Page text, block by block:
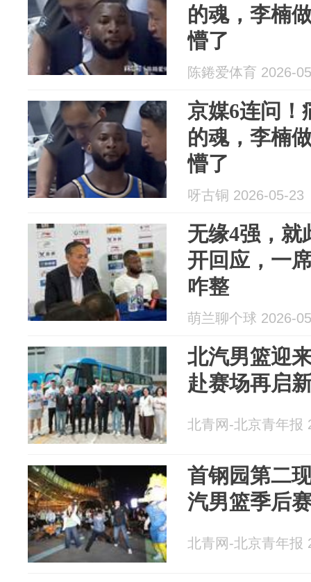
的魂，李楠
懵了
陈錈爱体育 2026-
京媒6连问！
的魂，李楠
懵了
呀古铜 2026-05-23
无缘4强，就
开回应，一
咋整
萌兰聊个球 2026-
北汽男篮迎
赴赛场再启
北青网-北京青年报
首钢园第二
汽男篮季后
北青网-北京青年报